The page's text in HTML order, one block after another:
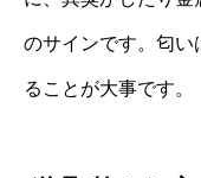
のサインです。匂い
ることが大事です。